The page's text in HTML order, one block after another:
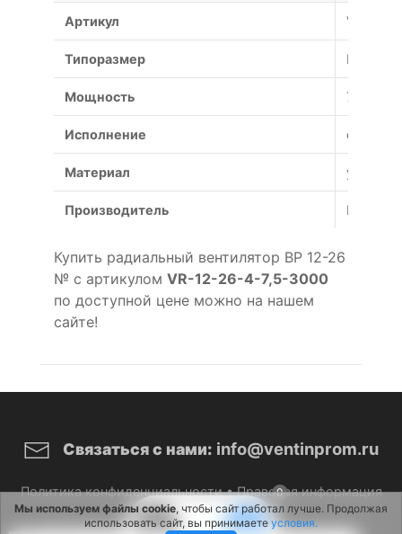
0
Артикул VR-12-
Типоразмер №
Мощность 7.5 кВт
Исполнение
Материал
Производитель Россия
Купить радиальный вентилятор ВР 12-26
№ с артикулом VR-12-26-4-7,5-3000
по доступной цене можно на нашем
сайте!
Связаться с нами: info@ventinprom.ru
Политика конфиденциальности•Правовая информация
© 2026 ВентИнПром. Все права защищены.
Мы используем файлы cookie, чтобы сайт работал лучше. Продолжая
использовать сайт, вы принимаете условия.